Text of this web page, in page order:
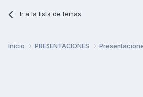
Ir a la lista de temas
Inicio PRESENTACIONES